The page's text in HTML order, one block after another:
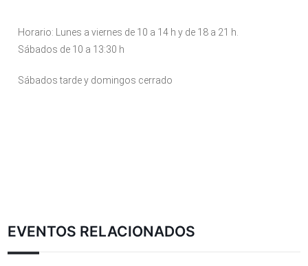
Horario: Lunes a viernes de 10 a 14 h y de 18 a 21 h.
Sábados de 10 a 13:30 h
Sábados tarde y domingos cerrado
EVENTOS RELACIONADOS